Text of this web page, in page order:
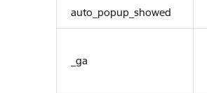
auto_popup_showed
_ga